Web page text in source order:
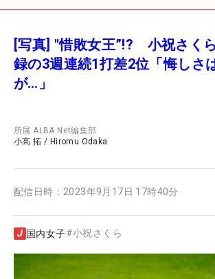
[写真] "惜敗女王”!? 小祝さく
録の3週連続1打差2位「悔しさ
が…」
所属ALBA Net編集部
小高 拓 / Hiromu Odaka
配信日時： 2023年9月17日 17時40分
国内女子#小祝さくら